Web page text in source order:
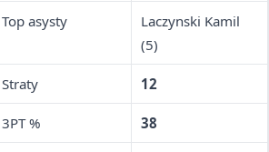
Top asysty
Laczynski Kamil
(5)
Straty 12
3PT % 38